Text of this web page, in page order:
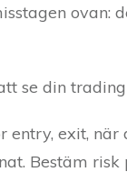
se din
exit,
Bestäm